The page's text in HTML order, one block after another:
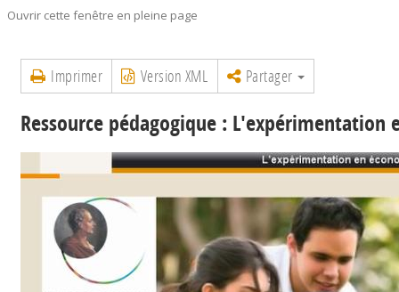
Ouvrir cette fenêtre en pleine page
Imprimer Version XML Partager
Ressource pédagogique :